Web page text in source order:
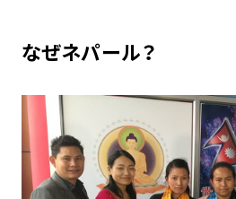
なぜネパール？